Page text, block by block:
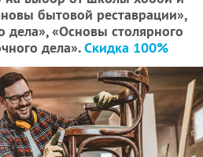
бытовой реставрации»,
«Основы столярного
дела».Скидка 100%